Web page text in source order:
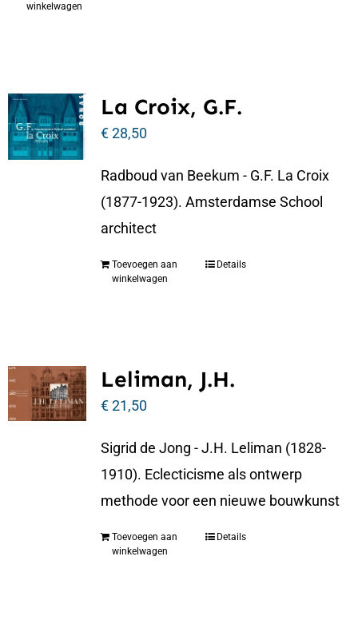
winkelwagen
La Croix, G.F.
€28,50
Radboud van Beekum - G.F. La Croix
(1877-1923). Amsterdamse School
architect
Toevoegen aan
winkelwagen
Details
Leliman, J.H.
€21,50
Sigrid de Jong - J.H. Leliman (1828-
1910). Eclecticisme als ontwerp
methode voor een nieuwe bouwkunst
Toevoegen aan
winkelwagen
Details